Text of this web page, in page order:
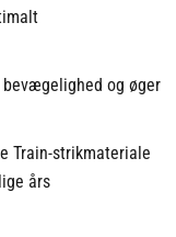
og øger
Train-strikmateriale
års